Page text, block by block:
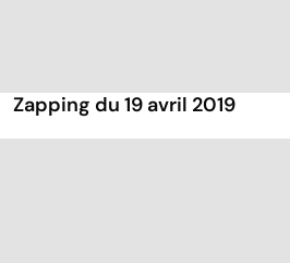
Zapping du 19 avril 2019